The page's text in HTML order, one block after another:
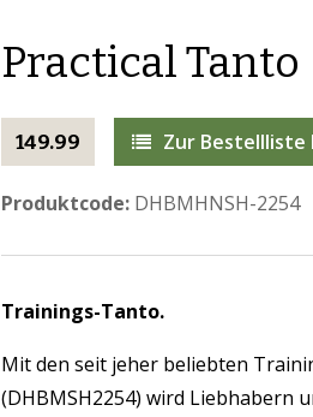
Practical Tanto
149.99 Zur Bestellliste
Produktcode:DHBMHNSH-2254
Trainings-Tanto.
Mit den seit jeher beliebten
(DHBMSH2254) wird Liebhabern